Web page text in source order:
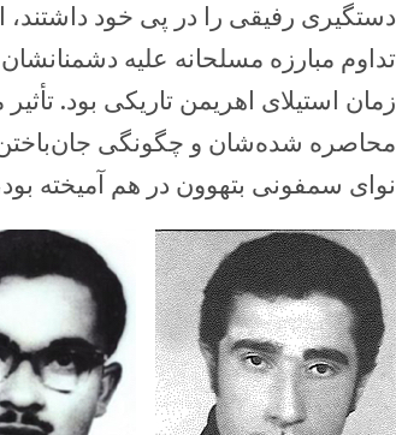
دستگیری رفیقی را در پی خود
تداوم مبارزه مسلحانه علیه
زمان استیلای اهریمن تاریکی بود.
محاصره شده‌شان و چگونگی جان‌باختن
نوای سمفونی بتهوون در هم آمیخته